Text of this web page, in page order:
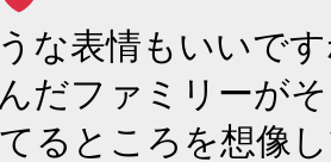
な表情もいいで
んだファミリーが
るところを想像